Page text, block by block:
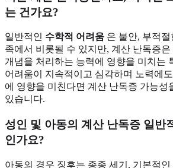
는 건가요?
일반적인 수학적 어려움 은 불안, 부적
족에서 비롯될 수 있지만, 계산 난독증
개념을 처리하는 능력에 영향을 미치는
어려움이 지속적이고 심각하며 노력에
에 영향을 미친다면 계산 난독증 가능성
있습니다.
성인 및 아동의 계산 난독증 일반
인가요?
아동의 경우 징후는 종종 세기, 기본적인